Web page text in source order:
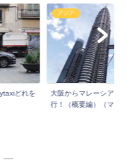
どれを
アジア
大阪からマレーシア！
行！（概要編）（マレ...
―